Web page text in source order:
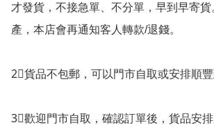
才發貨，不接急單、不分單，早到早寄
產，本店會再通知客人轉款/退錢。
2⃣️貨品不包郵，可以門市自取或安排順豐
3⃣️歡迎門市自取，確認訂單後，貨品安